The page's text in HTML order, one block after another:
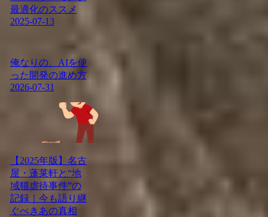
最適化のススメ
2025-07-13
俺なりの、AIを使
った開発の進め方
2026-07-31
【2025年版】名古
屋・蓬莱軒と“地
域猫虐待事件”の
記録｜今も語り継
ぐべきあの真相